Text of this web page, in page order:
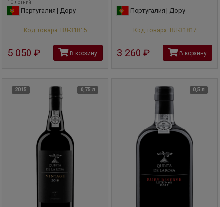
10-летний
Португалия | Дору
Код товара: ВЛ-31815
5 050 руб В корзину
Португалия | Дору
Код товара: ВЛ-31817
3 260 руб В корзину
2015 0,75 л 0,5 л